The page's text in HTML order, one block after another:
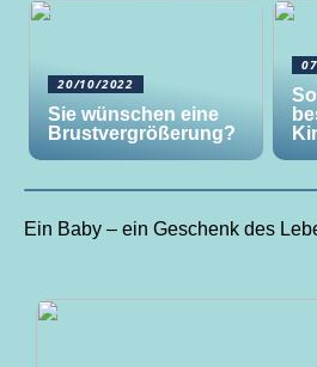
20/10/2022
Sie wünschen eine
Brustvergrößerung?
Ein Baby – ein Geschenk des